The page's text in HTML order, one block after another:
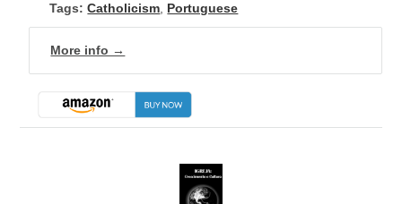
Tags: Catholicism Portuguese
More info →